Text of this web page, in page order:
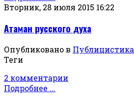
Вторник, 28 июля 2015 16:22
Атаман русского духа
Опубликовано в Публицистика
Теги
2 комментарии
Подробнее ...